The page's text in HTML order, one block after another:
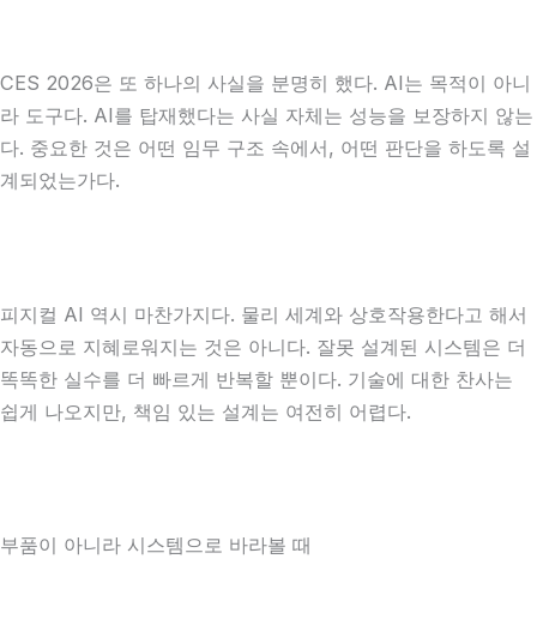
CES 2026은 또 하나의 사실을 분명히 했다. AI는 목적이 아니
라 도구다. AI를 탑재했다는 사실 자체는 성능을 보장하지 않는
다. 중요한 것은 어떤 임무 구조 속에서, 어떤 판단을 하도록 설
계되었는가다.
피지컬 AI 역시 마찬가지다. 물리 세계와 상호작용한다고 해서
자동으로 지혜로워지는 것은 아니다. 잘못 설계된 시스템은 더
똑똑한 실수를 더 빠르게 반복할 뿐이다. 기술에 대한 찬사는
쉽게 나오지만, 책임 있는 설계는 여전히 어렵다.
부품이 아니라 시스템으로 바라볼 때